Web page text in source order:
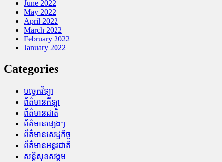
June 2022
May 2022
April 2022
March 2022
February 2022
January 2022
Categories
បច្ចេកវិទ្យា
ព័ត៌មានកីឡា
ព័ត៌មានជាតិ
ព័ត៌មានផ្សេងៗ
ព័ត៌មានសេដ្ឋកិច្ច
ព័ត៌មានអន្តរជាតិ
សន្តិសុខសង្គម